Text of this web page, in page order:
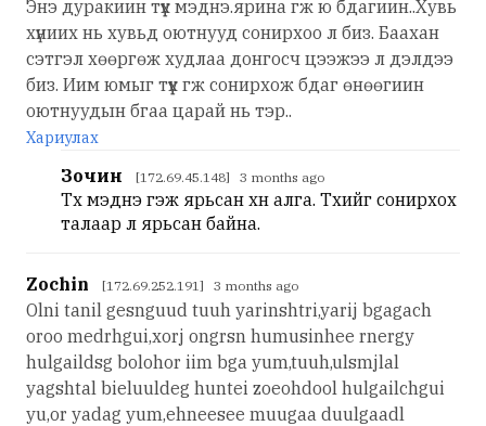
Энэ дуракиин түүх мэднэ.ярина гж ю бдагиин..Хувь
хүниих нь хувьд оютнууд сонирхоо л биз. Баахан
сэтгэл хөөргөж худлаа донгосч цээжээ л дэлдээ
биз. Иим юмыг түүх гж сонирхож бдаг өнөөгиин
оютнуудын бгаа царай нь тэр..
Хариулах
Зочин [172.69.45.148] 3 months ago
Түүх мэднэ гэж ярьсан хүн алга. Түүхийг сонирхох
талаар л ярьсан байна.
Zochin [172.69.252.191] 3 months ago
Olni tanil gesnguud tuuh yarinshtri,yarij bgagach
oroo medrhgui,xorj ongrsn humusinhee rnergy
hulgaildsg bolohor iim bga yum,tuuh,ulsmjlal
yagshtal bieluuldeg huntei zoeohdool hulgailchgui
yu,or yadag yum,ehneesee muugaa duulgaadl